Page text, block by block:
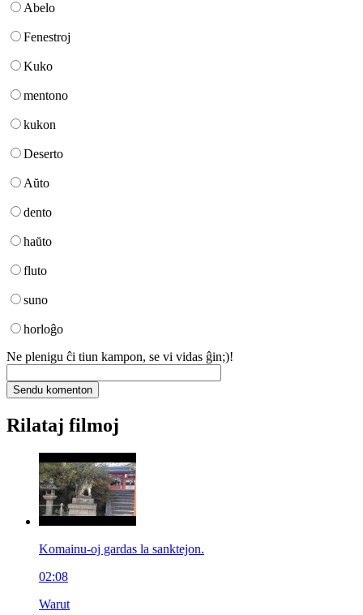
Abelo
Fenestroj
Kuko
mentono
kukon
Deserto
Aŭto
dento
haŭto
fluto
suno
horloĝo
Ne plenigu ĉi tiun kampon, se vi vidas ĝin;)!
Rilataj filmoj
Komainu-oj gardas la sanktejon.
02:08
Warut